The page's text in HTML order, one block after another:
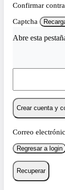
Confirmar
Captcha
Abre esta
Crear cuenta y
Correo
Regresar a login
Recuperar